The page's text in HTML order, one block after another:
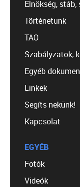
Elnökség,
Történetünk
TAO
Szabályzatok,
Egyéb
Linkek
Segíts nekünk!
Kapcsolat
EGYÉB
Fotók
Videók